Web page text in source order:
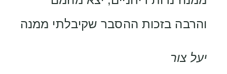
והרבה בזכות ההסבר שקיבלתי ממנה
יעל צור